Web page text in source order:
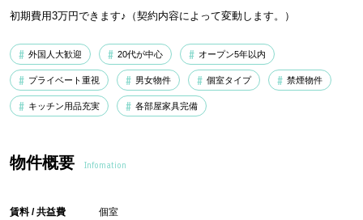
初期費用3万円できます♪（契約内容によって変動します。）
外国人大歓迎 20代が中心 オープン5年以内
プライベート重視 男女物件 個室タイプ 禁煙物件
キッチン用品充実 各部屋家具完備
物件概要 Infomation
賃料 / 共益費 個室